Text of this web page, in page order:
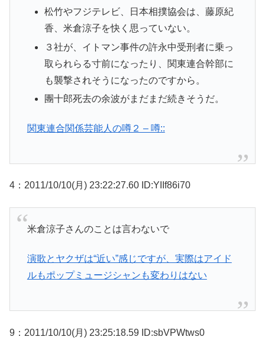
松竹やフジテレビ、日本相撲協会は、藤原紀
香、米倉涼子を快く思っていない。
３社が、イトマン事件の許永中受刑者に乗っ
取られらる寸前になったり、関東連合幹部に
も襲撃されそうになったのですから。
團十郎死去の余波がまだまだ続きそうだ。
関東連合関係芸能人の噂２ – 噂::
4：2011/10/10(月) 23:22:27.60 ID:YIIf86i70
米倉涼子さんのことは言わないで
演歌とヤクザは“近い”感じですが、実際はアイド
ルもポップミュージシャンも変わりはない
9：2011/10/10(月) 23:25:18.59 ID:sbVPWtws0